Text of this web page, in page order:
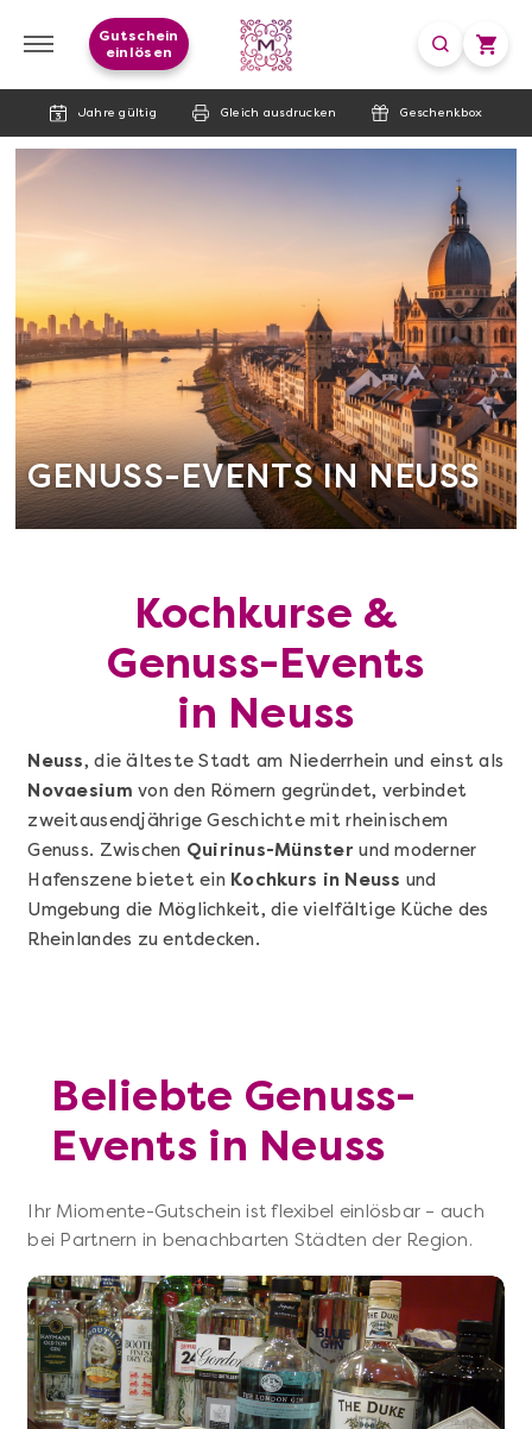
Jahre gültig Gleich ausdrucken Geschenkbox
Gutschein
einlösen
GENUSS-EVENTS IN NEUSS
Kochkurse &
Genuss-Events
in Neuss
Neuss, die älteste Stadt am Niederrhein und einst als
Novaesium von den Römern gegründet, verbindet
zweitausendjährige Geschichte mit rheinischem
Genuss. Zwischen Quirinus-Münster und moderner
Hafenszene bietet ein Kochkurs in Neuss und
Umgebung die Möglichkeit, die vielfältige Küche des
Rheinlandes zu entdecken.
Beliebte Genuss-
Events in Neuss
Ihr Miomente-Gutschein ist flexibel einlösbar – auch
bei Partnern in benachbarten Städten der Region.